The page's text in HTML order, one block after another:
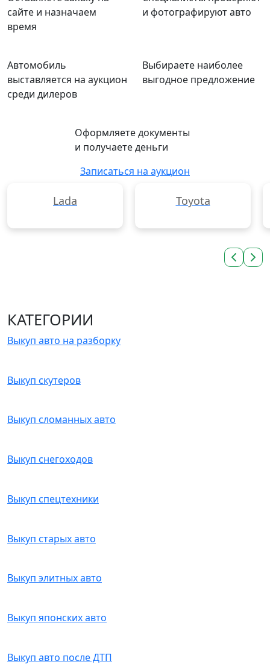
сайте и назначаем
время
и фотографируют авто
Автомобиль
выставляется на аукцион
среди дилеров
Выбираете наиболее
выгодное предложение
Оформляете документы
и получаете деньги
Записаться на аукцион
Lada Toyota
КАТЕГОРИИ
Выкуп авто на разборку
Выкуп скутеров
Выкуп сломанных авто
Выкуп снегоходов
Выкуп спецтехники
Выкуп старых авто
Выкуп элитных авто
Выкуп японских авто
Выкуп авто после ДТП